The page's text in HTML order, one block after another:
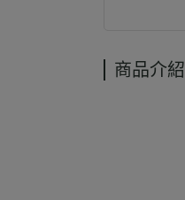
商品介紹